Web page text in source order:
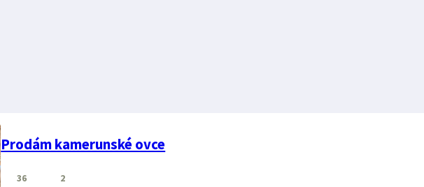
Prodám kamerunské ovce
36 2